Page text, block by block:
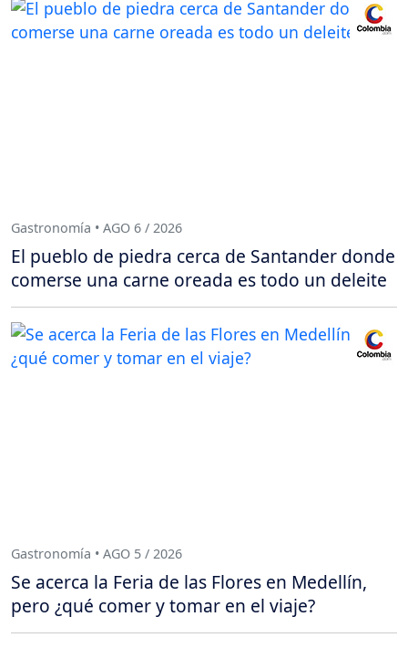
Gastronomía • AGO 6 / 2026
El pueblo de piedra cerca de Santander donde
comerse una carne oreada es todo un deleite
Gastronomía • AGO 5 / 2026
Se acerca la Feria de las Flores en Medellín,
pero ¿qué comer y tomar en el viaje?